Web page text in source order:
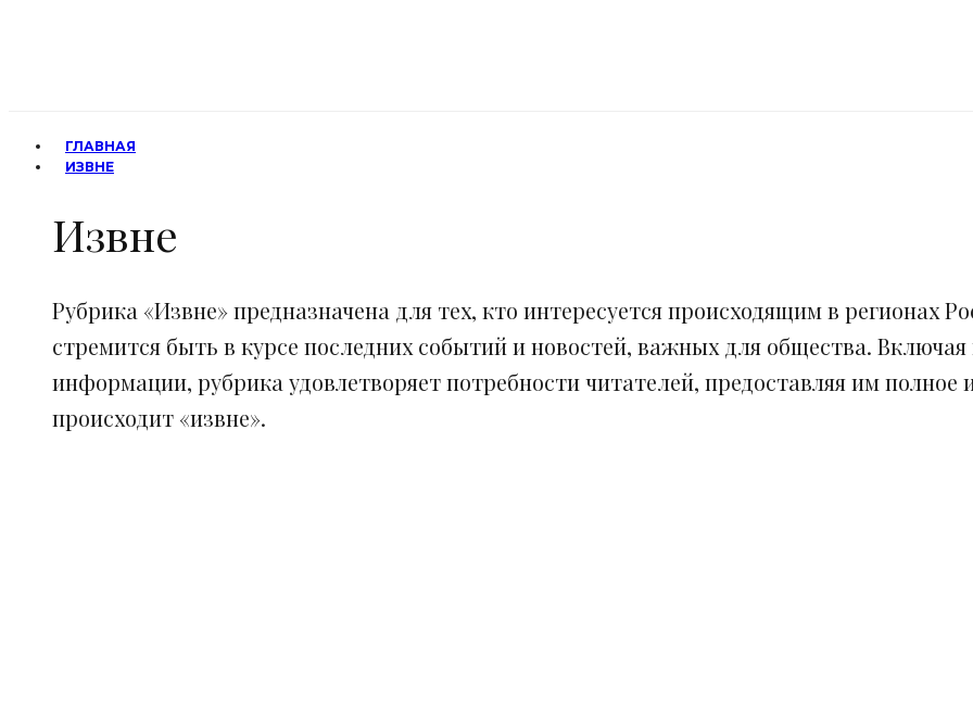
ГЛАВНАЯ
ИЗВНЕ
Извне
Рубрика «Извне» предназначена для тех, кто интересуется происходящим в регионах
стремится быть в курсе последних событий и новостей, важных для общества.
информации, рубрика удовлетворяет потребности читателей, предоставляя им полное
происходит «извне».